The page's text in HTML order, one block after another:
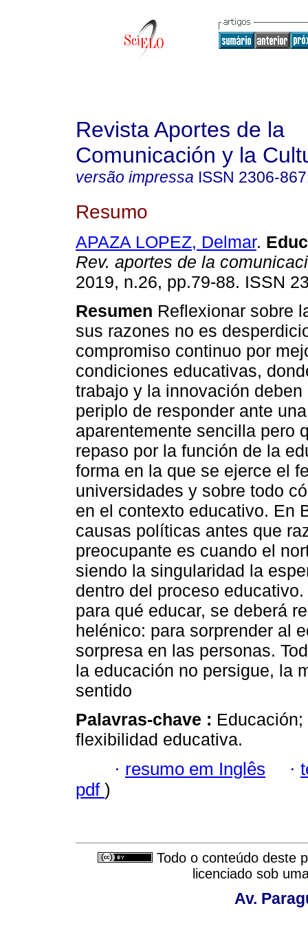
Revista Aportes de la
Comunicación y la
versão impressa ISSN 2306-
Resumo
APAZA LOPEZ, Delmar.
Rev. aportes de la
2019, n.26, pp.79-88. ISSN
Resumen Reflexionar sobre
sus razones no es
compromiso continuo por
condiciones educativas,
trabajo y la innovación
periplo de responder ante
aparentemente sencilla pero
repaso por la función de la
forma en la que se ejerce el
universidades y sobre todo
en el contexto educativo. En
causas políticas antes que
preocupante es cuando el
siendo la singularidad la
dentro del proceso
para qué educar, se deberá
helénico: para sorprender al
sorpresa en las personas.
la educación no persigue, la
sentido
Palavras-chave :
flexibilidad educativa.
· resumo em Inglês ·
pdf )
Todo o conteúdo deste
licenciado sob
Av.